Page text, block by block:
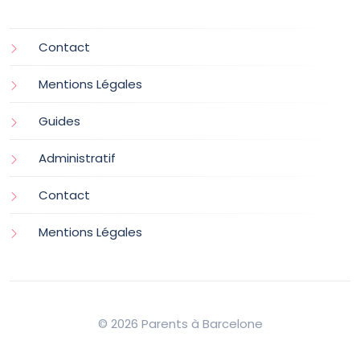
Contact
Mentions Légales
Guides
Administratif
Contact
Mentions Légales
© 2026 Parents à Barcelone